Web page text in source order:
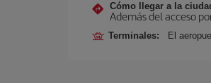
Cómo llegar a la
Además del acceso
Terminales: El